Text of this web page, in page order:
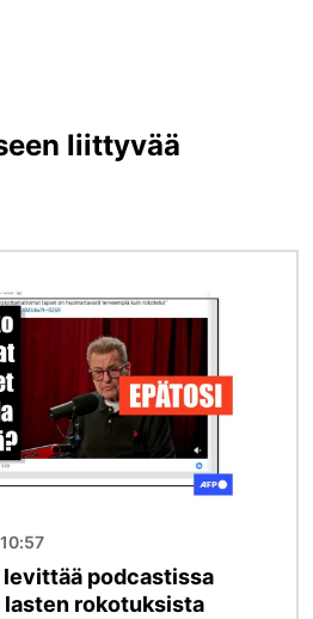
liittyvää
levittää podcastissa
rokotuksista